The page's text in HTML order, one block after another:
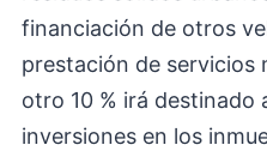
financiación de otros
prestación de servicios
otro 10 % irá destinado
inversiones en los